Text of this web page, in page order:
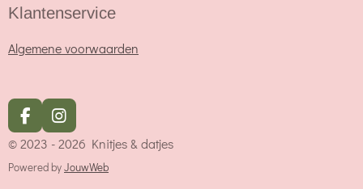
Klantenservice
Algemene voorwaarden
F
a
c
e
I
n
s
t
© 2023 - 2026 Knitjes & datjes
Powered byJouwWeb